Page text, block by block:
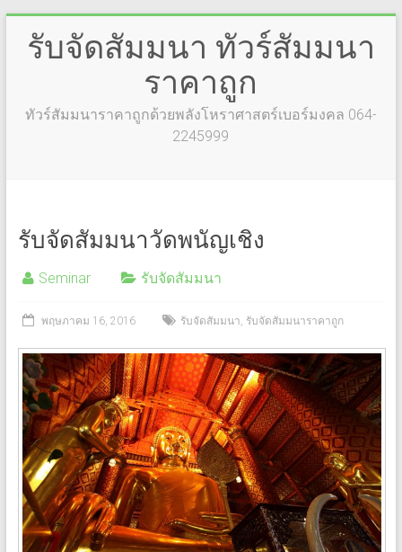
รับจัดสัมมนา ทัวร์สัมมนา
ราคาถูก
ทัวร์สัมมนาราคาถูกด้วยพลังโหราศาสตร์เบอร์มงคล 064-
2245999
รับจัดสัมมนาวัดพนัญเชิง
Seminar รับจัดสัมมนา
พฤษภาคม 16, 2016 รับจัดสัมมนา, รับจัดสัมมนาราคาถูก